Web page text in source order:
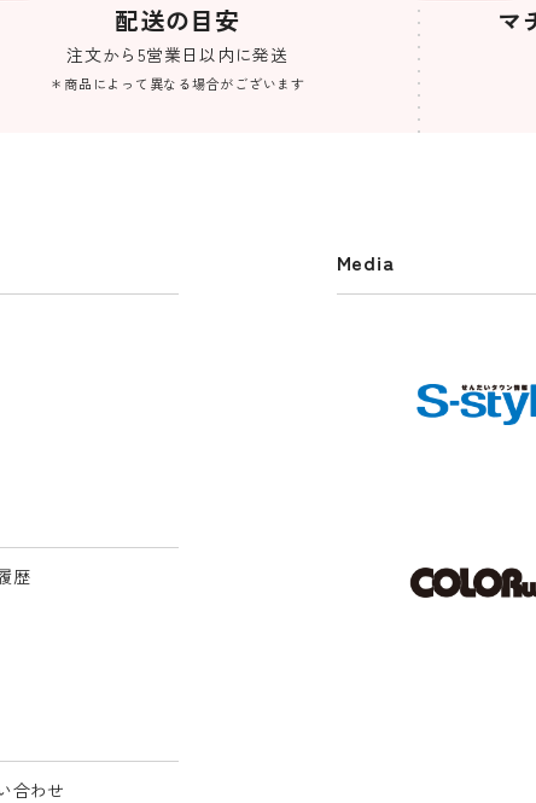
配送の目安
注文から5営業日以内に発送
＊商品によって異なる場合がございます
マ
歴
合わせ
Media